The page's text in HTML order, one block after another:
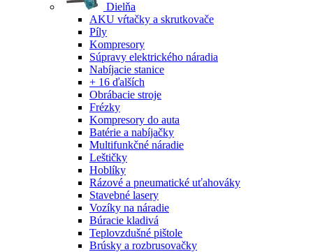
Dielňa
AKU vŕtačky a skrutkovače
Píly
Kompresory
Súpravy elektrického náradia
Nabíjacie stanice
+ 16 ďalších
Obrábacie stroje
Frézky
Kompresory do auta
Batérie a nabíjačky
Multifunkčné náradie
Leštičky
Hoblíky
Rázové a pneumatické uťahováky
Stavebné lasery
Vozíky na náradie
Búracie kladivá
Teplovzdušné pištole
Brúsky a rozbrusovačky